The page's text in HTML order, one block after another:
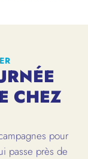
CHEZ
pour
passe près de